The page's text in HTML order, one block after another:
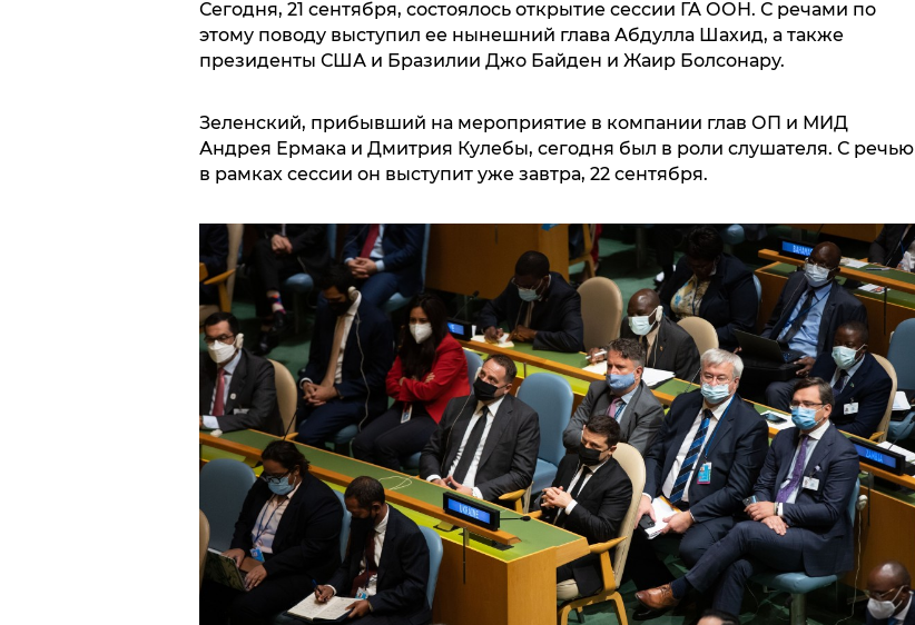
Сегодня, 21 сентября, состоялось открытие сессии ГА ООН. С речами по
этому поводу выступил ее нынешний глава Абдулла Шахид, а также
президенты США и Бразилии Джо Байден и Жаир Болсонару.
Зеленский, прибывший на мероприятие в компании глав ОП и МИД
Андрея Ермака и Дмитрия Кулебы, сегодня был в роли слушателя. С речью
в рамках сессии он выступит уже завтра, 22 сентября.